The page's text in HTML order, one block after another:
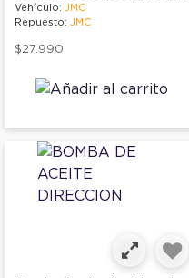
Vehículo: JMC
Repuesto: JMC
$27.990